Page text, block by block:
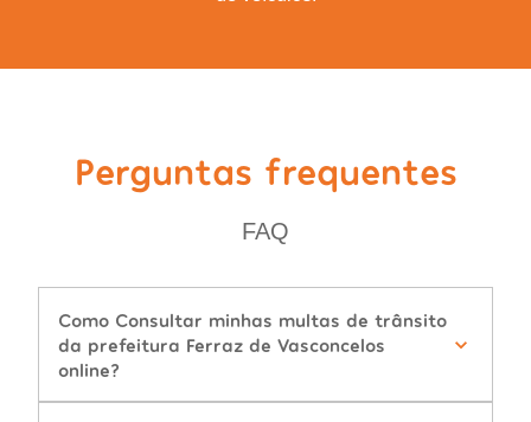
Perguntas frequentes
FAQ
Como Consultar minhas multas de trânsito
da prefeitura Ferraz de Vasconcelos
online?